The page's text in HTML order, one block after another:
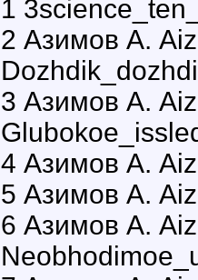
1
2 Азимов А.
3 Азимов А.
4 Азимов А.
5 Азимов А.
6 Азимов А.